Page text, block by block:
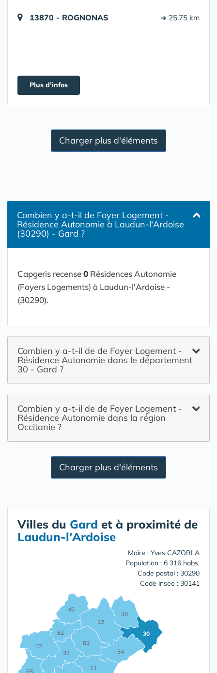
13870 - ROGNONAS ➔ 25.75 km
Plus d'infos
Charger plus d'éléments
Combien y a-t-il de Foyer Logement -
Résidence Autonomie à Laudun-l'Ardoise
(30290) - Gard ?
Capgeris recense0 Résidences Autonomie
(Foyers Logements) à Laudun-l'Ardoise -
(30290).
Combien y a-t-il de de Foyer Logement -
Résidence Autonomie dans le département
30 - Gard ?
Combien y a-t-il de de Foyer Logement -
Résidence Autonomie dans la région
Occitanie ?
Charger plus d'éléments
Villes du Gard et à proximité de
Laudun-l'Ardoise
Maire : Yves CAZORLA
Population : 6 316 habs.
Code postal : 30290
Code insee : 30141
11
12
30
31
32
34
46
48
65
81
82